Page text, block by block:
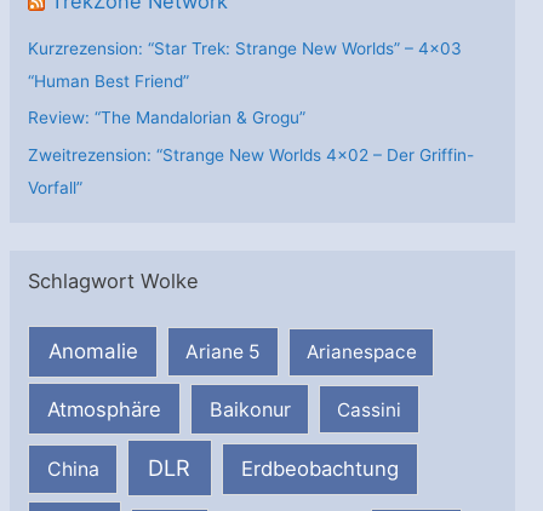
Kurzrezension: “Star Trek: Strange New Worlds” – 4×03
“Human Best Friend”
Review: “The Mandalorian & Grogu”
Zweitrezension: “Strange New Worlds 4×02 – Der Griffin-
Vorfall”
Schlagwort Wolke
Anomalie Ariane 5 Arianespace
Atmosphäre Baikonur Cassini
China DLR Erdbeobachtung